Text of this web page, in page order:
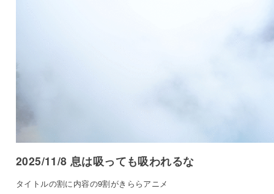
2025/11/8 息は吸っても吸われるな
タイトルの割に内容の9割がきららアニメ